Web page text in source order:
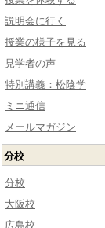
説明会に行く
授業の様子を見る
見学者の声
特別講義：松陰学
ミニ通信
メールマガジン
分校
分校
大阪校
広島校